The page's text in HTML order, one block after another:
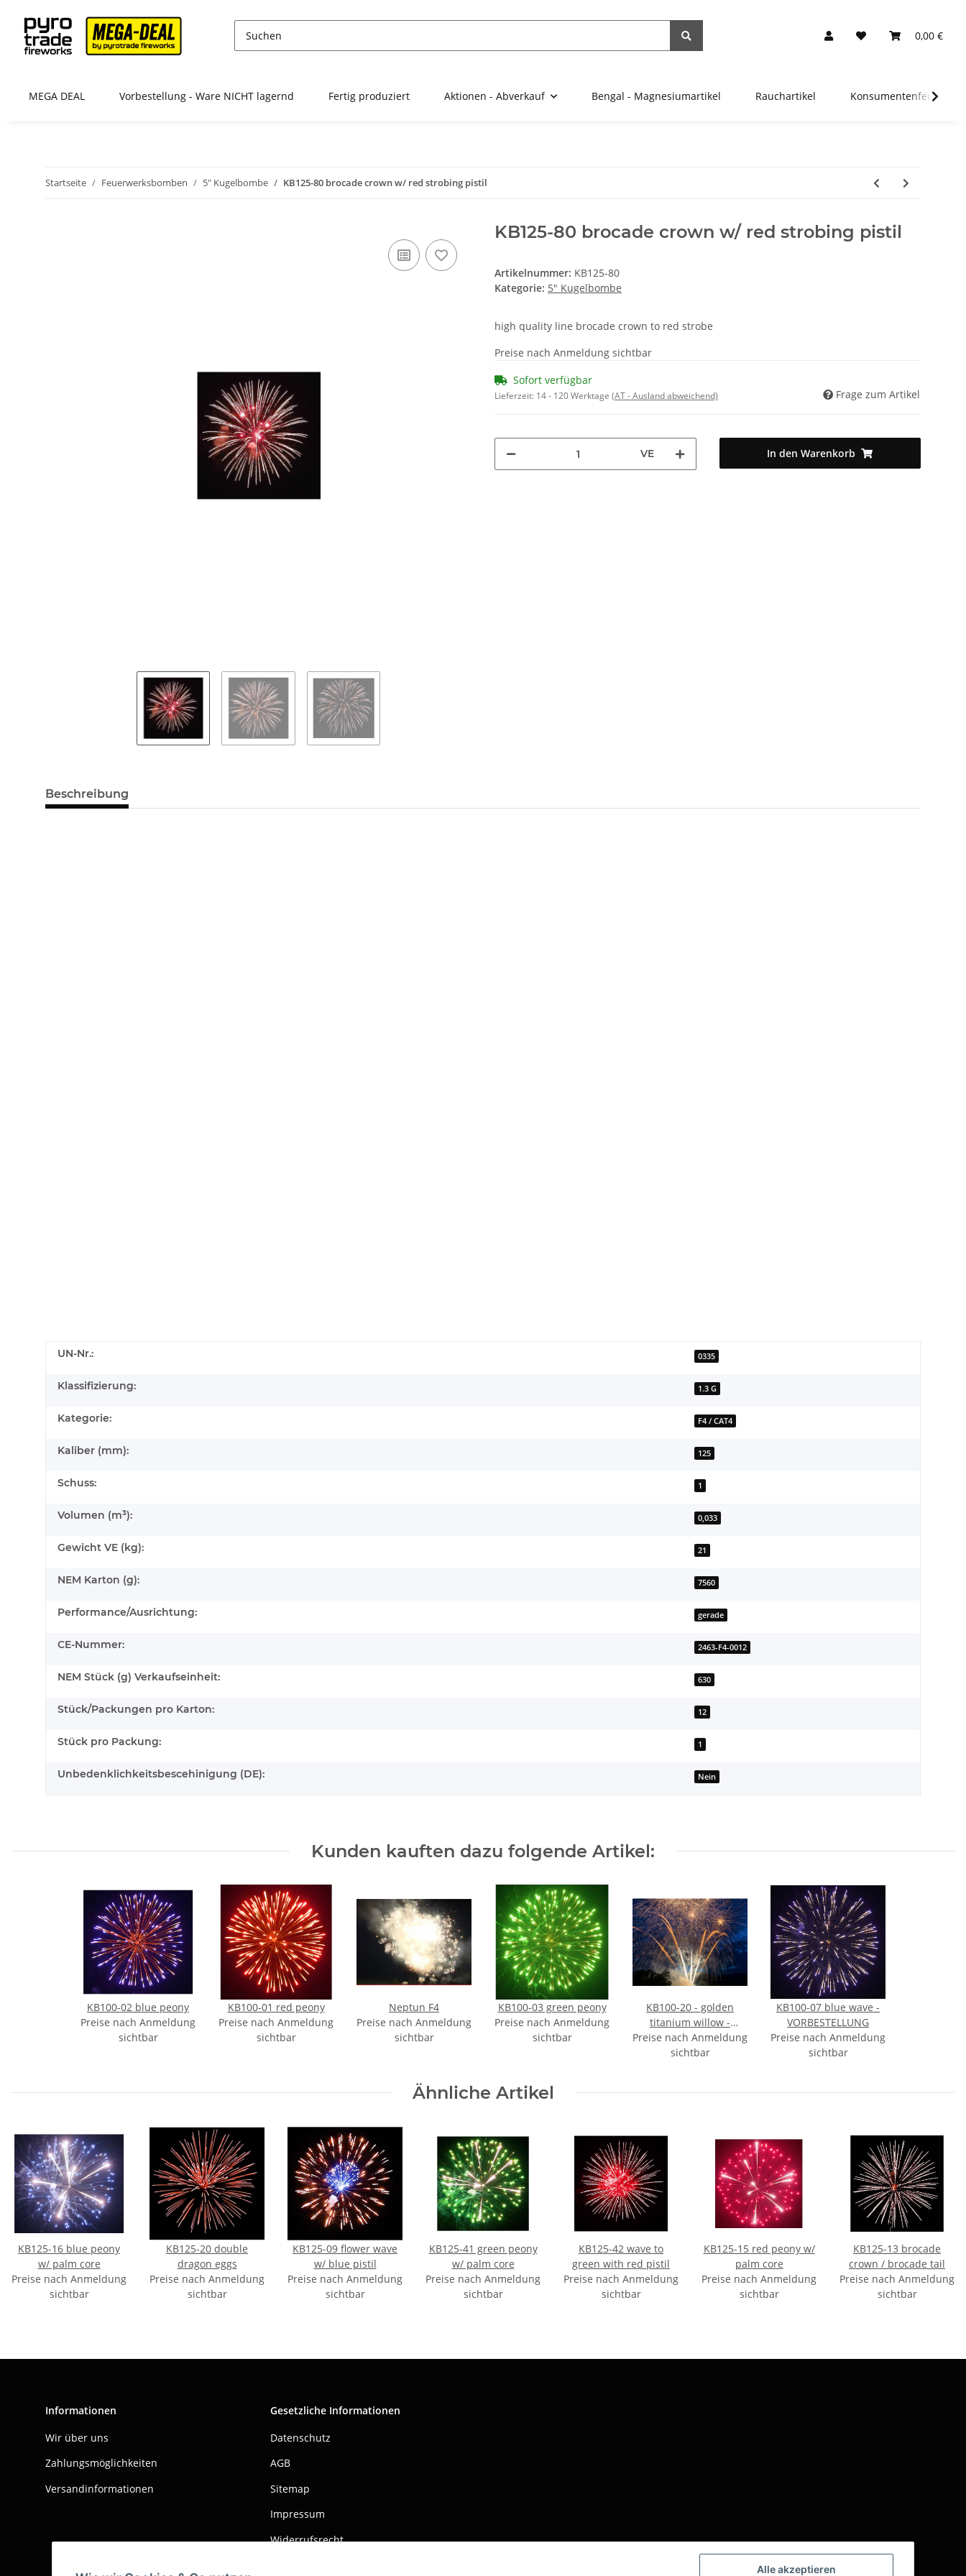
0,00 €
MEGA DEAL Vorbestellung - Ware NICHT lagernd Fertig produziert Aktionen - Abverkauf Bengal - Magnesiumartikel Rauchartikel Konsumentenfeuerwerk
Startseite Feuerwerksbomben 5" Kugelbombe KB125-80 brocade crown w/ red strobing pistil
KB125-80 brocade crown w/ red strobing pistil
Artikelnummer: KB125-80
Kategorie: 5" Kugelbombe
high quality line brocade crown to red strobe
Preise nach Anmeldung sichtbar
Sofort verfügbar
Lieferzeit: 14 - 120 Werktage (AT - Ausland abweichend) Frage zum Artikel
VE In den Warenkorb
Beschreibung
UN-Nr.: 0335
Klassifizierung: 1.3 G
Kategorie: F4 / CAT4
Kaliber (mm): 125
Schuss: 1
Volumen (m³): 0,033
Gewicht VE (kg): 21
NEM Karton (g): 7560
Performance/Ausrichtung: gerade
CE-Nummer: 2463-F4-0012
NEM Stück (g) Verkaufseinheit: 630
Stück/Packungen pro Karton: 12
Stück pro Packung: 1
Unbedenklichkeitsbescehinigung (DE): Nein
Kunden kauften dazu folgende Artikel:
KB100-02 blue peony
Preise nach Anmeldung
sichtbar
KB100-01 red peony
Preise nach Anmeldung
sichtbar
Neptun F4
Preise nach Anmeldung
sichtbar
KB100-03 green peony
Preise nach Anmeldung
sichtbar
KB100-20 - golden
titanium willow -
VORBESTELLUNG
Preise nach Anmeldung
sichtbar
KB100-07 blue wave -
VORBESTELLUNG
Preise nach Anmeldung
sichtbar
Ähnliche Artikel
KB125-16 blue peony
w/ palm core
Preise nach Anmeldung
sichtbar
KB125-20 double
dragon eggs
Preise nach Anmeldung
sichtbar
KB125-09 flower wave
w/ blue pistil
Preise nach Anmeldung
sichtbar
KB125-41 green peony
w/ palm core
Preise nach Anmeldung
sichtbar
KB125-42 wave to
green with red pistil
Preise nach Anmeldung
sichtbar
KB125-15 red peony w/
palm core
Preise nach Anmeldung
sichtbar
KB125-13 brocade
crown / brocade tail
Preise nach Anmeldung
sichtbar
Informationen
Wir über uns
Zahlungsmöglichkeiten
Versandinformationen
Gesetzliche Informationen
Datenschutz
AGB
Sitemap
Impressum
Widerrufsrecht
Alle akzeptieren